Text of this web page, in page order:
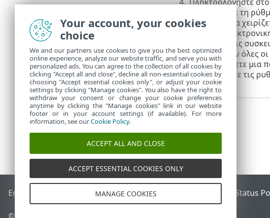
αναζητήσετε τη
τις οποίες θα
η σελίδα
Καθορίστε τις
εμφανιστούν όλες
να εφαρμόσετε μια
6. Αναθεωρήστε τις
End of Life Γνωσιακή βάση ESET Ομάδα συζήτησης ESET ESET Status
© 1992 - 2026 ESET, spol. s r.o. - Με την επιφύλαξη παντός δικαιώματος.
Your account, your cookies
choice
We and our partners use cookies to give you the best optimized
online experience, analyze our website traffic, and serve you with
personalized ads. You can agree to the collection of all cookies by
clicking "Accept all and close", decline all non-essential cookies by
choosing "Accept essential cookies only", or adjust your cookie
settings by clicking "Manage cookies". You also have the right to
withdraw your consent or change your cookie preferences
anytime by clicking the "Manage cookies" link in our website
footer or in your account settings (if available). For more
information, see ourCookie Policy.
ACCEPT ALL AND CLOSE
ACCEPT ESSENTIAL COOKIES ONLY
MANAGE COOKIES